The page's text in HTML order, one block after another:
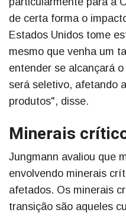
de certa forma o
Estados Unidos tome
mesmo que venha um
entender se alcançará
será seletivo, afetando
produtos", disse.
Minerais
Jungmann avaliou que
envolvendo minerais
afetados. Os minerais
transição são aqueles